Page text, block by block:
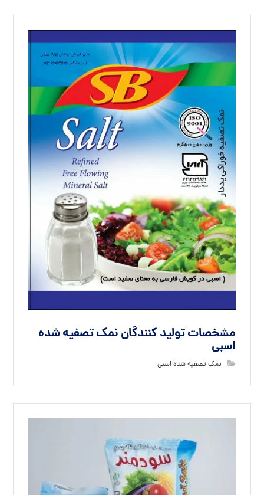
مشخصات تولید کنندگان نمک تصفیه شده
اسبی
نمک تصفیه شده اسبی